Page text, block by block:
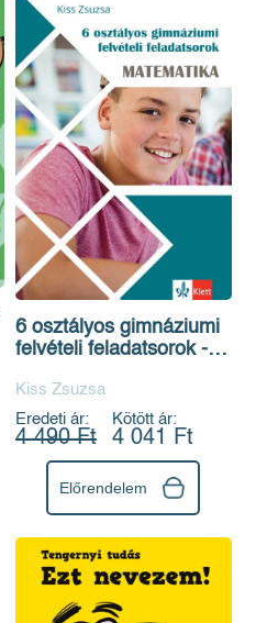
6 osztályos gimnáziumi
felvételi feladatsorok -
Kiss Zsuzsa
Eredeti ár:
4 490 Ft
Kötött ár:
4 041 Ft
Előrendelem